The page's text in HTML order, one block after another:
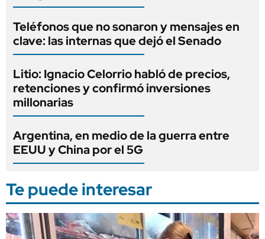
Teléfonos que no sonaron y mensajes en
clave: las internas que dejó el Senado
Litio: Ignacio Celorrio habló de precios,
retenciones y confirmó inversiones
millonarias
Argentina, en medio de la guerra entre
EEUU y China por el 5G
Te puede interesar